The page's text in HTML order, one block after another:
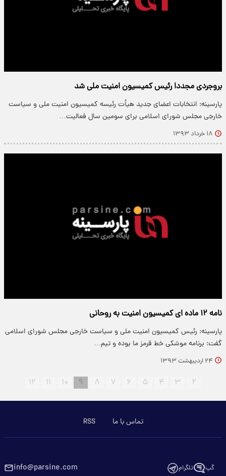
بروجردی مجددا رئیس کمیسیون امنیت ملی شد
پارسینه: انتخابات اعضای جدید هیأت رئیسه کمیسیون امنیت ملی و سیاست
خارجی مجلس شورای اسلامی برای سومین سال فعالیت…
۱۸ خرداد ۱۳۹۳
نامه ۱۲ ماده‌ ای کمیسیون امنیت به روحانی
پارسینه: رئیس کمیسیون امنیت ملی و سیاست خارجی مجلس شورای اسلامی
گفت: برنامه موشکی خط قرمز ما بوده و تیم…
۲۴ اردیبهشت ۱۳۹۳
۲ ۳ ۴ ۵ ۶ ۷ ۸ ۹ ۱۰ ۱۱ ۱۲
تماس با ما RSS
گپ تلگرام info@parsine.com